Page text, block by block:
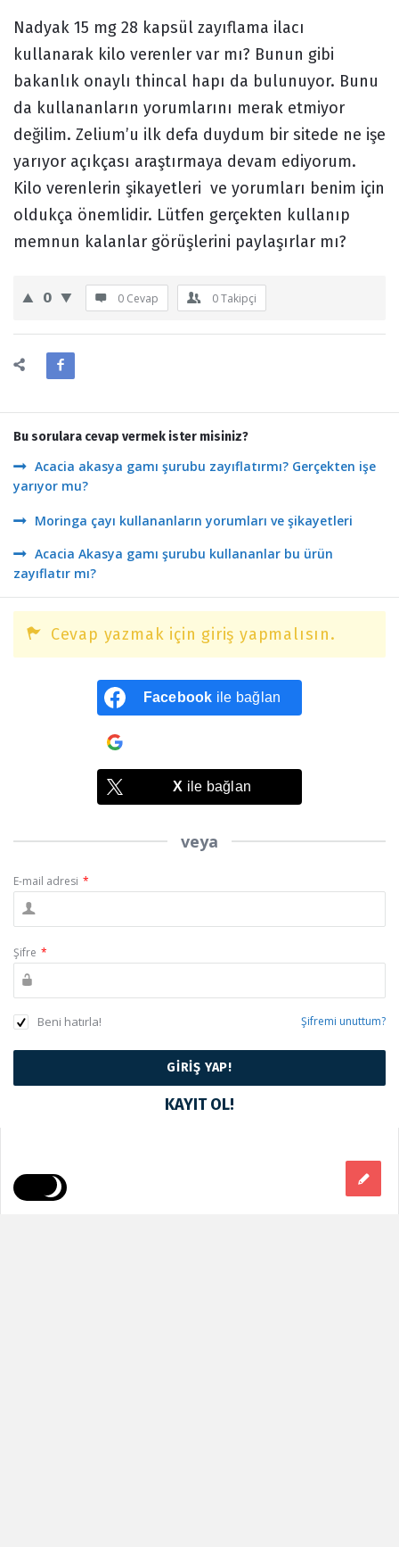
Nadyak 15 mg 28 kapsül zayıflama ilacı
kullanarak kilo verenler var mı? Bunun gibi
bakanlık onaylı thincal hapı da bulunuyor. Bunu
da kullananların yorumlarını merak etmiyor
değilim. Zelium’u ilk defa duydum bir sitede ne işe
yarıyor açıkçası araştırmaya devam ediyorum.
Kilo verenlerin şikayetleri ve yorumları benim için
oldukça önemlidir. Lütfen gerçekten kullanıp
memnun kalanlar görüşlerini paylaşırlar mı?
0 0 Cevap 0Takipçi
Bu sorulara cevap vermek ister misiniz?
Acacia akasya gamı şurubu zayıflatırmı? Gerçekten işe
yarıyor mu?
Moringa çayı kullananların yorumları ve şikayetleri
Acacia Akasya gamı şurubu kullananlar bu ürün
zayıflatır mı?
Cevap yazmak için giriş yapmalısın.
Facebook ile bağlan
X ile bağlan
veya
E-mail adresi *
Şifre *
Beni hatırla! Şifremi unuttum?
KAYIT OL!